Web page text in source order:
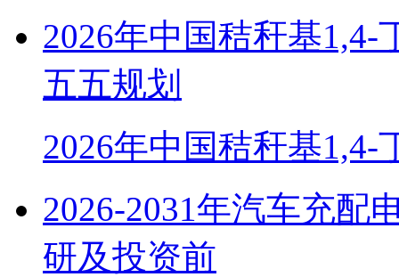
2026年中国秸秆基1,4-
五五规划
2026年中国秸秆基1,4-
2026-2031年汽车充配
研及投资前